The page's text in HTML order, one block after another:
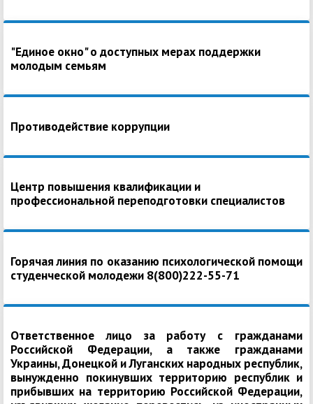
"Единое окно" о доступных мерах поддержки
молодым семьям
Противодействие коррупции
Центр повышения квалификации и
профессиональной переподготовки специалистов
Горячая линия по оказанию психологической помощи
студенческой молодежи 8(800)222-55-71
Ответственное лицо за работу с гражданами
Российской Федерации, а также гражданами
Украины, Донецкой и Луганских народных республик,
вынужденно покинувших территорию республик и
прибывших на территорию Российской Федерации,